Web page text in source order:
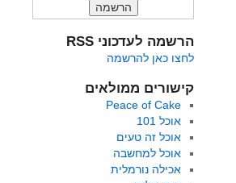
הרשמה לעדכוני RSS
לחצו כאן להרשמה
קישורים ממולאים
Peace of Cake
אוכל 101
אוכל זה טעים
אוכל למחשבה
אכילה נורמלית